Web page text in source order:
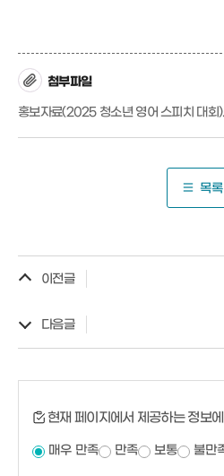
첨부파일
홍보자료(2025 청소년 영어 스피치 대
목록
이전글
다음글
현재 페이지에서 제공하는 정보
매우 만족 만족 보통 불만